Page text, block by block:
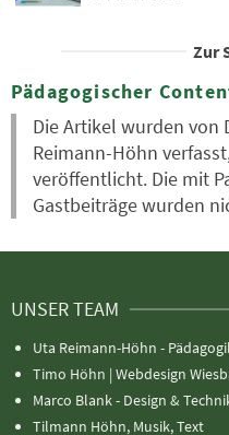
Zur
Pädagogischer
Die Artikel wurden von
Reimann-Höhn
veröffentlicht. Die mit
Gastbeiträge wurden
UNSER TEAM
Uta Reimann-Höhn -
Timo Höhn | Webdesign
Marco Blank - Design &
Tilmann Höhn, Musik, Text